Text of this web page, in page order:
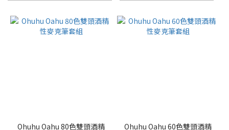
Range
Ohuhu Oahu 80色雙頭酒精
Ohuhu Oahu 60色雙頭酒精